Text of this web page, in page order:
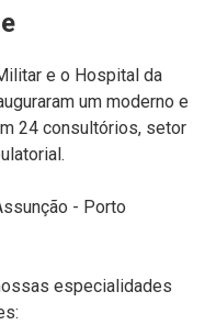
e o Hospital da
um moderno e
24 consultórios, setor
- Porto
especialidades